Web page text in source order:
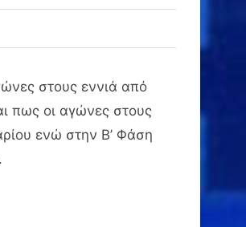
στους εννιά από
πως οι αγώνες στους
ενώ στην Β’ Φάση